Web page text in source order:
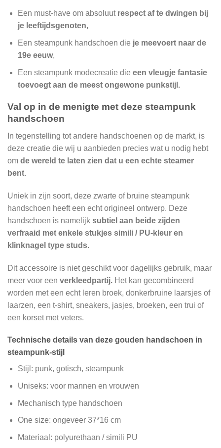
Een must-have om absoluut respect af te dwingen bij
je leeftijdsgenoten,
Een steampunk handschoen die je meevoert naar de
19e eeuw,
Een steampunk modecreatie die een vleugje fantasie
toevoegt aan de meest ongewone punkstijl.
Val op in de menigte met deze steampunk
handschoen
In tegenstelling tot andere handschoenen op de markt, is
deze creatie die wij u aanbieden precies wat u nodig hebt
om de wereld te laten zien dat u een echte steamer
bent.
Uniek in zijn soort, deze zwarte of bruine steampunk
handschoen heeft een echt origineel ontwerp. Deze
handschoen is namelijk subtiel aan beide zijden
verfraaid met enkele stukjes simili / PU-kleur en
klinknagel type studs.
Dit accessoire is niet geschikt voor dagelijks gebruik, maar
meer voor een verkleedpartij. Het kan gecombineerd
worden met een echt leren broek, donkerbruine laarsjes of
laarzen, een t-shirt, sneakers, jasjes, broeken, een trui of
een korset met veters.
Technische details van deze gouden handschoen in
steampunk-stijl
Stijl: punk, gotisch, steampunk
Uniseks: voor mannen en vrouwen
Mechanisch type handschoen
One size: ongeveer 37*16 cm
Materiaal: polyurethaan / simili PU